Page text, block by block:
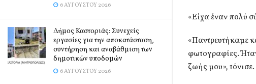
6 ΑΥΓΟΎΣΤΟΥ 2026
Δήμος Καστοριάς: Συνεχείς
εργασίες για την αποκατάσταση,
συντήρηση και αναβάθμιση των
δημοτικών υποδομών
6 ΑΥΓΟΎΣΤΟΥ 2026
«Είχα έναν πολύ
«Παντρευτήκαμε
φωτογραφίες.
ζωής μου», τόνισε.